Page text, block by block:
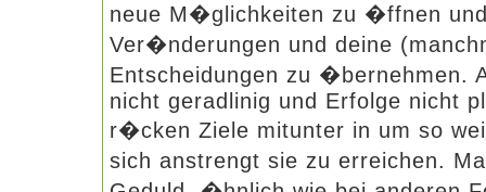
neue M�glichkeiten zu �ffnen
Ver�nderungen und deine
Entscheidungen zu �bernehmen.
nicht geradlinig und Erfolge nicht
r�cken Ziele mitunter in um so
sich anstrengt sie zu erreichen.